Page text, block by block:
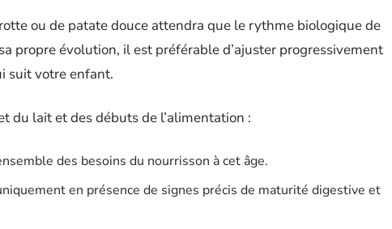
ou de patate douce attendra que le rythme biologique de
propre évolution, il est préférable d’ajuster progressivement
suit votre enfant.
du lait et des débuts de l’alimentation :
des besoins du nourrisson à cet âge.
en présence de signes précis de maturité digestive et